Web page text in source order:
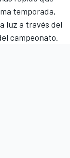
temporada,
luz a través del
campeonato.